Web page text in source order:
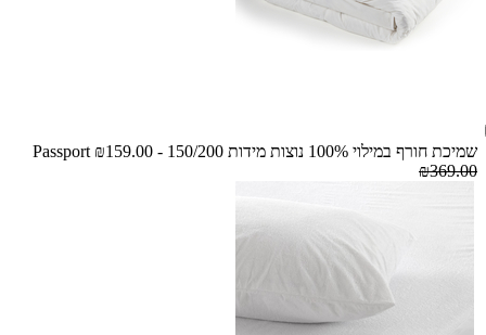
שמיכת חורף במילוי 100% נוצות מידות 150/200 - Passport
₪159.00
₪369.00